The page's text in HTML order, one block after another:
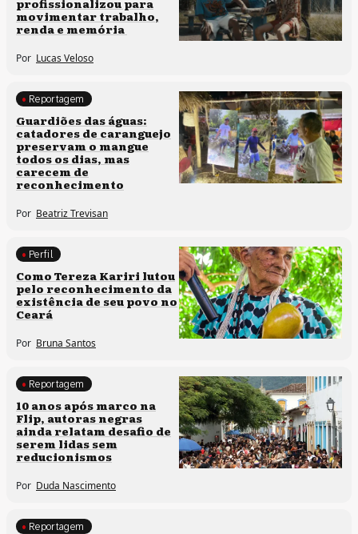
movimentar trabalho,
renda e memória
Por Lucas Veloso
Clima e cultura
Reportagem
Guardiões das águas:
catadores de caranguejo
preservam o mangue
todos os dias, mas
carecem de
reconhecimento
Por Beatriz Trevisan
Comunidades tradicionais
Perfil
Como Tereza Kariri lutou
pelo reconhecimento da
existência de seu povo no
Ceará
Por Bruna Santos
Processos artísticos
Reportagem
10 anos após marco na
Flip, autoras negras
ainda relatam desafio de
serem lidas sem
reducionismos
Por Duda Nascimento
Reportagem